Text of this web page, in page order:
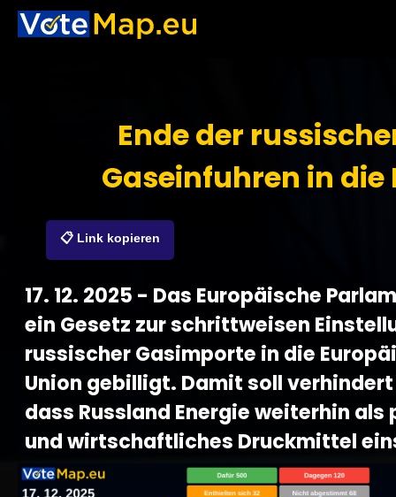
Ende der
Gaseinfuhren in die
📋 Link kopieren
17. 12. 2025 - Das Europäische
ein Gesetz zur schrittweisen
russischer Gasimporte in die
Union gebilligt. Damit soll
dass Russland Energie weiterhin
und wirtschaftliches Druckmittel